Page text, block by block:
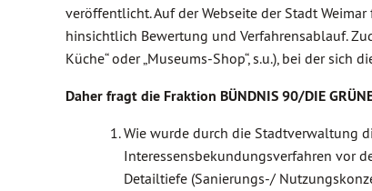
veröffentlicht. Auf der Webseite der Stadt
hinsichtlich Bewertung und Verfahrensablauf.
Küche“ oder „Museums-Shop“, s.u.), bei der
Daher fragt die Fraktion BÜNDNIS 90/DIE
Wie wurde durch die Stadtverwaltung
Interessensbekundungsverfahren vor
Detailtiefe (Sanierungs-/